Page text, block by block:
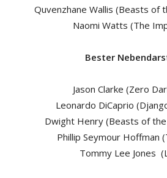
Quvenzhane Wallis (Beasts of
Naomi Watts (The
Bester
Jason Clarke (Zero
Leonardo DiCaprio
Dwight Henry (Beasts of
Phillip Seymour Hoffman
Tommy Lee Jones